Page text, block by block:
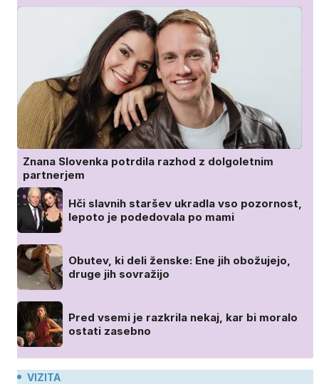
Znana Slovenka potrdila razhod z dolgoletnim
partnerjem
Hči slavnih staršev ukradla vso pozornost,
lepoto je podedovala po mami
Obutev, ki deli ženske: Ene jih obožujejo,
druge jih sovražijo
Pred vsemi je razkrila nekaj, kar bi moralo
ostati zasebno
VIZITA